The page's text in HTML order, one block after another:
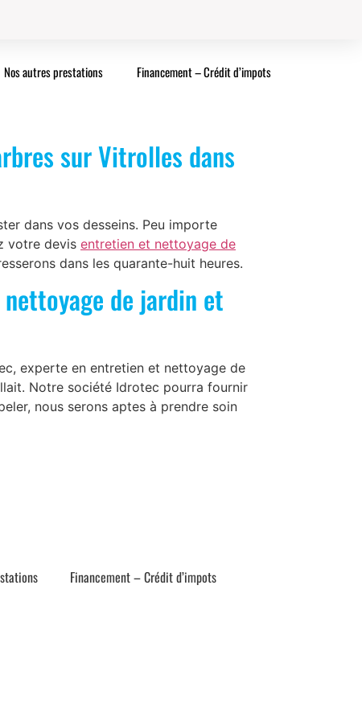
Nos autres prestations Financement – Crédit d’impots
sur Vitrolles dans
dans vos desseins. Peu importe
votre devis entretien et nettoyage de
dans les quarante-huit heures.
de jardin et
experte en entretien et nettoyage de
Notre société Idrotec pourra fournir
nous serons aptes à prendre soin
Financement – Crédit d’impots